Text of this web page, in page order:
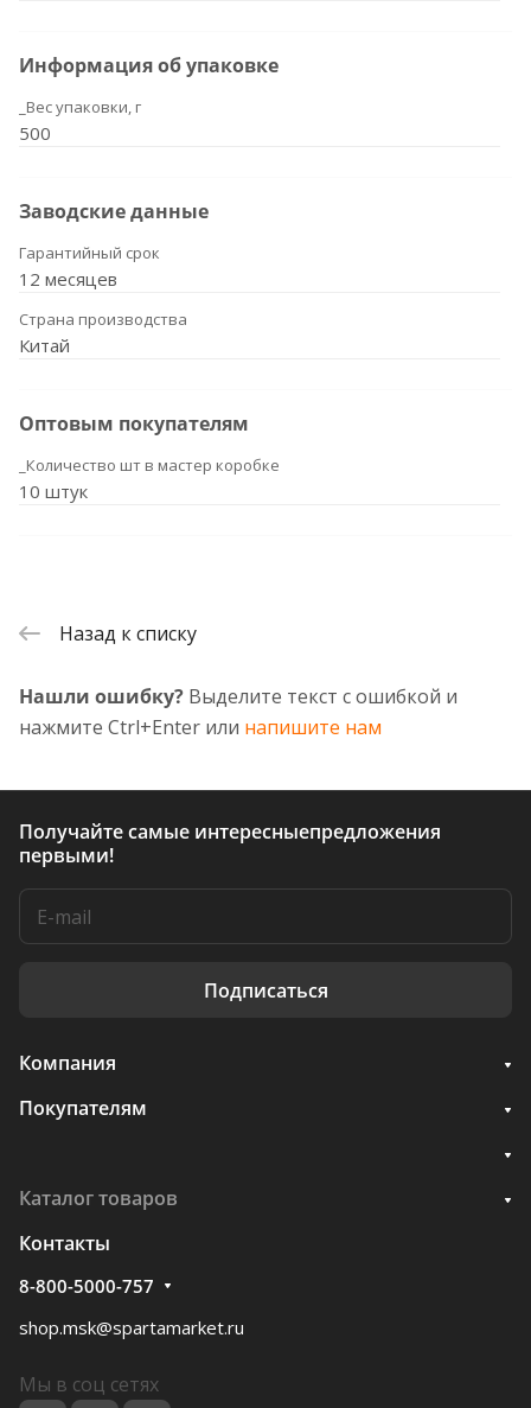
Информация об упаковке
_Вес упаковки, г
500
Заводские данные
Гарантийный срок
12 месяцев
Страна производства
Китай
Оптовым покупателям
_Количество шт в мастер коробке
10 штук
Назад к списку
Нашли ошибку? Выделите текст с ошибкой и
нажмите Ctrl+Enter или напишите нам
Получайте самые интересныепредложения
первыми!
Подписаться
Компания
Покупателям
Каталог товаров
Контакты
8-800-5000-757
shop.msk@spartamarket.ru
Мы в соц сетях